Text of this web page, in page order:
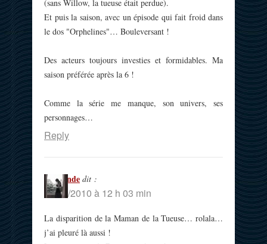
(sans Willow, la tueuse était perdue).
Et puis la saison, avec un épisode qui fait froid dans
le dos "Orphelines"… Bouleversant !
Des acteurs toujours investies et formidables. Ma
saison préférée après la 6 !
Comme la série me manque, son univers, ses
personnages…
Reply
Melisende dit :
14/03/2010 à 12 h 03 min
La disparition de la Maman de la Tueuse… rolala…
j’ai pleuré là aussi !